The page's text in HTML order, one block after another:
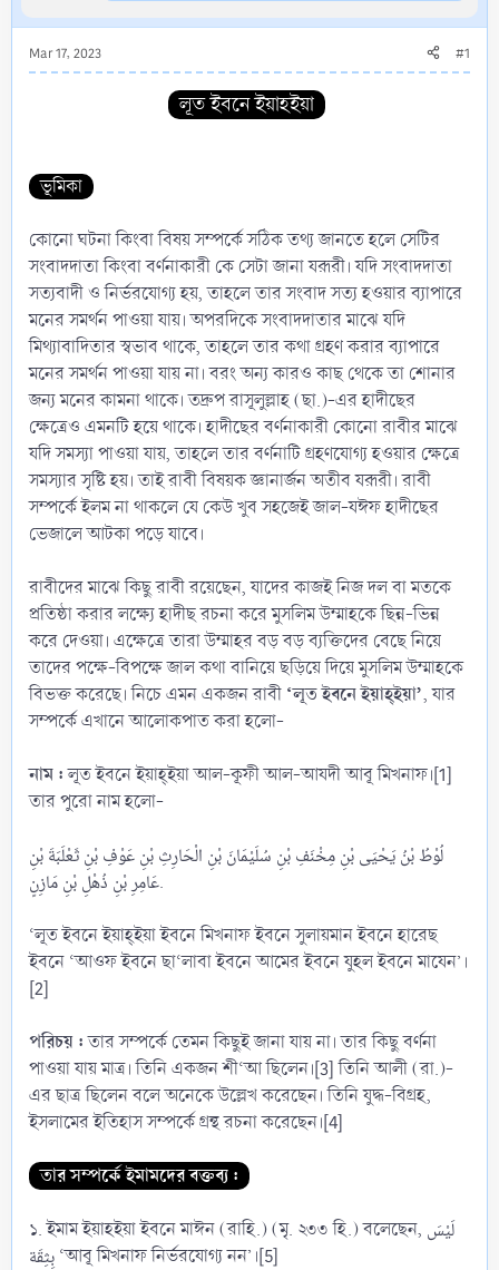
Mar 17, 2023 #1
লূত ইবনে ইয়াহইয়া
ভূমিকা
কোনো ঘটনা কিংবা বিষয় সম্পর্কে সঠিক তথ্য জানতে হলে সেটির
সংবাদদাতা কিংবা বর্ণনাকারী কে সেটা জানা যরূরী। যদি সংবাদদাতা
সত্যবাদী ও নির্ভরযোগ্য হয়, তাহলে তার সংবাদ সত্য হওয়ার ব্যাপারে
মনের সমর্থন পাওয়া যায়। অপরদিকে সংবাদদাতার মাঝে যদি
মিথ্যাবাদিতার স্বভাব থাকে, তাহলে তার কথা গ্রহণ করার ব্যাপারে
মনের সমর্থন পাওয়া যায় না। বরং অন্য কারও কাছ থেকে তা শোনার
জন্য মনের কামনা থাকে। তদ্রুপ রাসূলুল্লাহ (ছা.)-এর হাদীছের
ক্ষেত্রেও এমনটি হয়ে থাকে। হাদীছের বর্ণনাকারী কোনো রাবীর মাঝে
যদি সমস্যা পাওয়া যায়, তাহলে তার বর্ণনাটি গ্রহণযোগ্য হওয়ার ক্ষেত্রে
সমস্যার সৃষ্টি হয়। তাই রাবী বিষয়ক জ্ঞানার্জন অতীব যরূরী। রাবী
সম্পর্কে ইলম না থাকলে যে কেউ খুব সহজেই জাল-যঈফ হাদীছের
ভেজালে আটকা পড়ে যাবে।
রাবীদের মাঝে কিছু রাবী রয়েছেন, যাদের কাজই নিজ দল বা মতকে
প্রতিষ্ঠা করার লক্ষ্যে হাদীছ রচনা করে মুসলিম উম্মাহকে ছিন্ন-ভিন্ন
করে দেওয়া। এক্ষেত্রে তারা উম্মাহর বড় বড় ব্যক্তিদের বেছে নিয়ে
তাদের পক্ষে-বিপক্ষে জাল কথা বানিয়ে ছড়িয়ে দিয়ে মুসলিম উম্মাহকে
বিভক্ত করেছে। নিচে এমন একজন রাবী ‘লূত ইবনে ইয়াহ্ইয়া’, যার
সম্পর্কে এখানে আলোকপাত করা হলো-
নাম :লূত ইবনে ইয়াহ্ইয়া আল-কূফী আল-আযদী আবূ মিখনাফ।[1]
তার পুরো নাম হলো-
لُوْطُ بْنُ يَحْيَى بْنِ مِخْنَفِ بْنِ سُلَيْمَانَ بْنِ الْحَارِثِ بْنِ عَوْفِ بْنِ ثَعْلَبَةَ بْنِ
عَامِرِ بْنِ ذُهْلِ بْنِ مَازِنٍ.
‘লূত ইবনে ইয়াহ্ইয়া ইবনে মিখনাফ ইবনে সুলায়মান ইবনে হারেছ
ইবনে ‘আওফ ইবনে ছা‘লাবা ইবনে আমের ইবনে যুহল ইবনে মাযেন’।
[2]
পরিচয় :তার সম্পর্কে তেমন কিছুই জানা যায় না। তার কিছু বর্ণনা
পাওয়া যায় মাত্র। তিনি একজন শী‘আ ছিলেন।[3] তিনি আলী (রা.)-
এর ছাত্র ছিলেন বলে অনেকে উল্লেখ করেছেন। তিনি যুদ্ধ-বিগ্রহ,
ইসলামের ইতিহাস সম্পর্কে গ্রন্থ রচনা করেছেন।[4]
তার সম্পর্কে ইমামদের বক্তব্য :
১. ইমাম ইয়াহইয়া ইবনে মাঈন (রাহি.) (মৃ. ২৩৩ হি.) বলেছেন, لَيْسَ
بِثِقَة ‘আবূ মিখনাফ নির্ভরযোগ্য নন’।[5]